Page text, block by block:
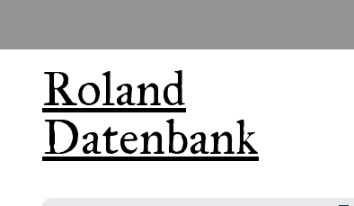
Roland
Datenbank